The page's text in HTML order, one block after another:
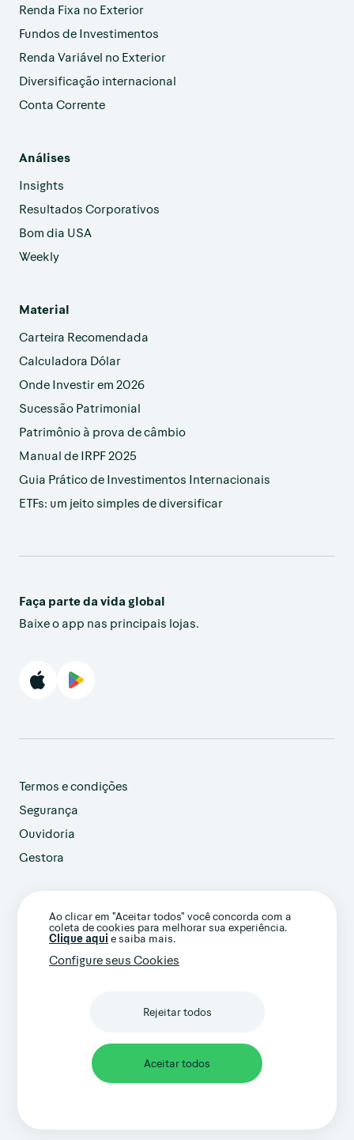
Ao clicar em "Aceitar todos" você concorda com a
coleta de cookies para melhorar sua experiência.
Clique aqui e saiba mais.
Configure seus Cookies
Rejeitar todos
Aceitar todos
Renda Fixa no Exterior
Fundos de Investimentos
Renda Variável no Exterior
Diversificação internacional
Conta Corrente
Análises
Insights
Resultados Corporativos
Bom dia USA
Weekly
Material
Carteira Recomendada
Calculadora Dólar
Onde Investir em 2026
Sucessão Patrimonial
Patrimônio à prova de câmbio
Manual de IRPF 2025
Guia Prático de Investimentos Internacionais
ETFs: um jeito simples de diversificar
Faça parte da vida global
Baixe o app nas principais lojas.
Termos e condições
Segurança
Ouvidoria
Gestora
customer@avenue.us
+1 786-220-7233
(Ligação internacional)